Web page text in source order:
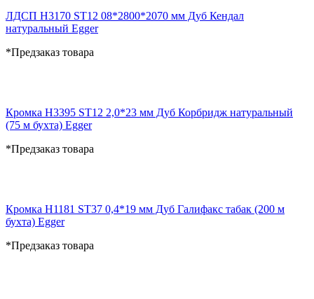
ЛДСП H3170 ST12 08*2800*2070 мм Дуб Кендал
натуральный Egger
*Предзаказ товара
Кромка H3395 ST12 2,0*23 мм Дуб Корбридж натуральный
(75 м бухта) Egger
*Предзаказ товара
Кромка H1181 ST37 0,4*19 мм Дуб Галифакс табак (200 м
бухта) Egger
*Предзаказ товара